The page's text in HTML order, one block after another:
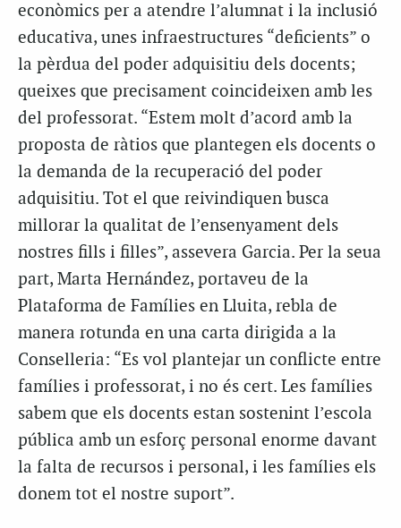
econòmics per a atendre l’alumnat i la inclusió
educativa, unes infraestructures “deficients” o
la pèrdua del poder adquisitiu dels docents;
queixes que precisament coincideixen amb les
del professorat. “Estem molt d’acord amb la
proposta de ràtios que plantegen els docents o
la demanda de la recuperació del poder
adquisitiu. Tot el que reivindiquen busca
millorar la qualitat de l’ensenyament dels
nostres fills i filles”, assevera Garcia. Per la seua
part, Marta Hernández, portaveu de la
Plataforma de Famílies en Lluita, rebla de
manera rotunda en una carta dirigida a la
Conselleria: “Es vol plantejar un conflicte entre
famílies i professorat, i no és cert. Les famílies
sabem que els docents estan sostenint l’escola
pública amb un esforç personal enorme davant
la falta de recursos i personal, i les famílies els
donem tot el nostre suport”.